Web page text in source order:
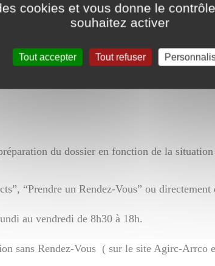
en vigueur.
vous.
du dossier en fonction de la
“Prendre un Rendez-Vous” ou
au vendredi de 8h30 à 18h.
sans Rendez-Vous ( sur le site Agirc-Arrco
cookies et vous donne le
souhaitez activer
Tout accepter Tout refuser